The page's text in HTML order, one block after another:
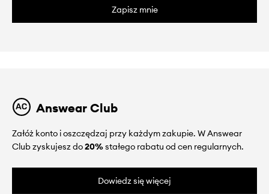
Zapisz mnie
Answear Club
Załóż konto i oszczędzaj przy każdym zakupie. W Answear
Club zyskujesz do20%stałego rabatu od cen regularnych.
Dowiedz się więcej